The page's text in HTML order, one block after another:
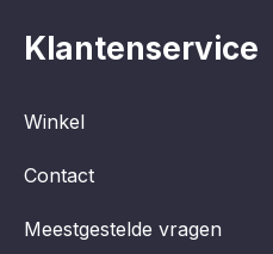
Klantenservice
Winkel
Contact
Meestgestelde vragen